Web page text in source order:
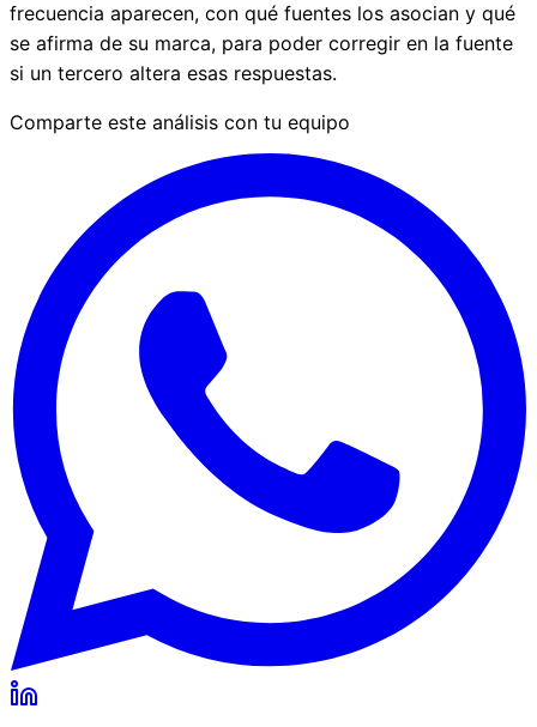
frecuencia aparecen, con qué fuentes los asocian y qué
se afirma de su marca, para poder corregir en la fuente
si un tercero altera esas respuestas.
Comparte este análisis con tu equipo